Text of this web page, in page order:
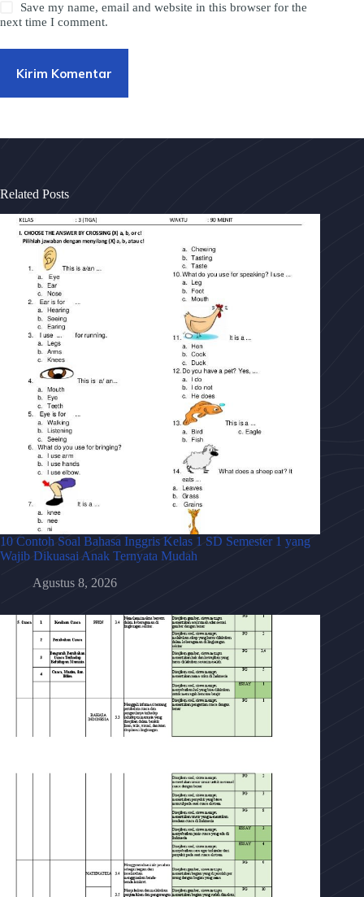
Save my name, email and website in this browser for the
next time I comment.
Kirim Komentar
Related Posts
10 Contoh Soal Bahasa Inggris Kelas 1 SD Semester 1 yang
Wajib Dikuasai Anak Ternyata Mudah
Agustus 8, 2026